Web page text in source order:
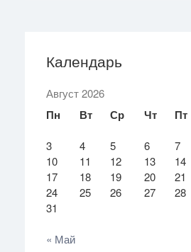
Календарь
Август 2026
Пн Вт Ср Чт Пт
3
4 5 6 7
10
11 12 13 14
17
18 19 20 21
24
25 26 27 28
31
« Май